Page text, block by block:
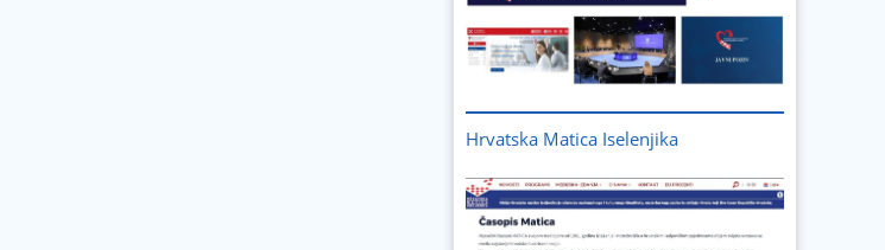
Hrvatska Matica Iselenjika